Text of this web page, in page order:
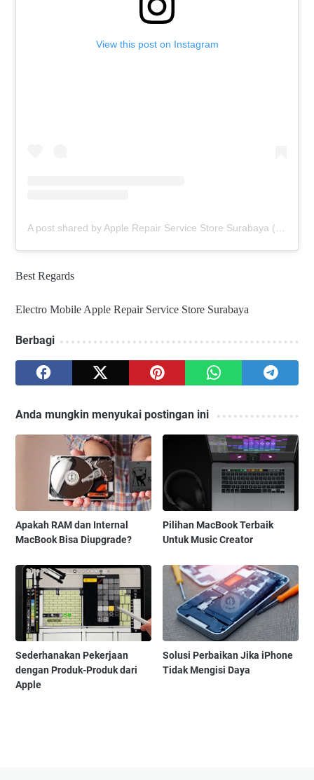
View this post on Instagram
Best Regards
Electro Mobile Apple Repair Service Store Surabaya
Berbagi
Anda mungkin menyukai postingan ini
Apakah RAM dan Internal
MacBook Bisa Diupgrade?
Pilihan MacBook Terbaik
Untuk Music Creator
Sederhanakan Pekerjaan
dengan Produk-Produk dari
Apple
Solusi Perbaikan Jika iPhone
Tidak Mengisi Daya